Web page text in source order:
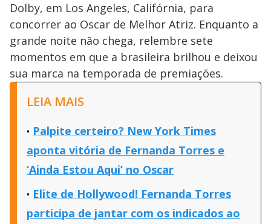
Dolby, em Los Angeles, Califórnia, para
concorrer ao Oscar de Melhor Atriz. Enquanto a
grande noite não chega, relembre sete
momentos em que a brasileira brilhou e deixou
sua marca na temporada de premiações.
LEIA MAIS
Palpite certeiro? New York Times
aponta vitória de Fernanda Torres e
‘Ainda Estou Aqui’ no Oscar
Elite de Hollywood! Fernanda Torres
participa de jantar com os indicados ao